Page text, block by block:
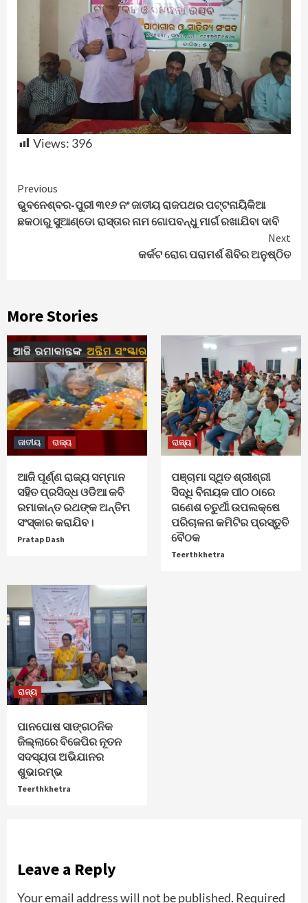
Views: 396
Continue
Reading
Previous
ଭୁବନେଶ୍ବର-ପୁରୀ ୩୧୬ ନଂ ଜାତୀୟ ରାଜପଥର ପଟ୍ଟନାୟିକିଆ
ଛକଠାରୁ ସୁଆଣ୍ଡୋ ରାସ୍ତାର ନାମ ଗୋପବନ୍ଧୁ ମାର୍ଗ ରଖାଯିବା ଦାବି
Next
କର୍କଟ ରୋଗ ପରାମର୍ଶ ଶିବିର ଅନୁଷ୍ଠିତ
More Stories
ଜାତୀୟ ରାଜ୍ୟ
ଆଜି ପୂର୍ଣ୍ଣ ରାଜ୍ୟ ସମ୍ମାନ
ସହିତ ପ୍ରସିଦ୍ଧ ଓଡିଆ କବି
ରମାକାନ୍ତ ରଥଙ୍କ ଅନ୍ତିମ
ସଂସ୍କାର କରାଯିବ।
Pratap Dash
ରାଜ୍ୟ
ପଞ୍ଚାମା ସ୍ଥିତ ଶ୍ରୀଶ୍ରୀ
ସିଦ୍ଧି ବିନାୟକ ପୀଠ ଠାରେ
ଗଣେଶ ଚତୁର୍ଥୀ ଉପଲକ୍ଷେ
ପରିଚାଳନା କମିଟିର ପ୍ରସ୍ତୁତି
ବୈଠକ
Teerthkhetra
ରାଜ୍ୟ
ପାନପୋଷ ସାଙ୍ଗଠନିକ
ଜିଲ୍ଲାରେ ବିଜେପିର ନୂତନ
ସଦସ୍ୟତା ଅଭିଯାନର
ଶୁଭାରମ୍ଭ
Teerthkhetra
Leave a Reply
Your email address will not be published. Required